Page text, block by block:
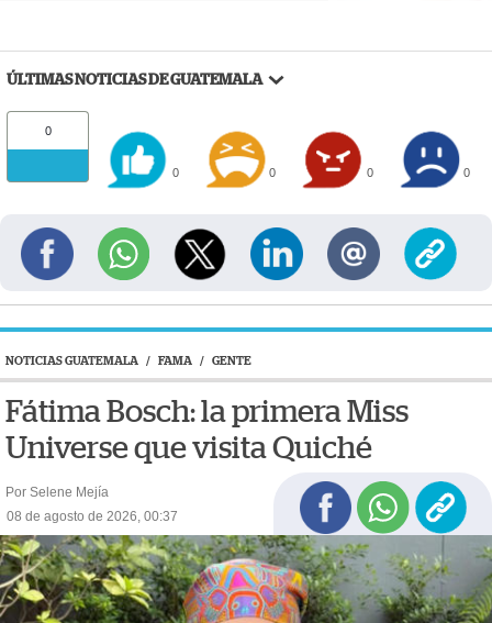
ÚLTIMAS NOTICIAS DE GUATEMALA
0
0 0 0 0
NOTICIAS GUATEMALA / FAMA / GENTE
Fátima Bosch: la primera Miss
Universe que visita Quiché
Por Selene Mejía
08 de agosto de 2026, 00:37